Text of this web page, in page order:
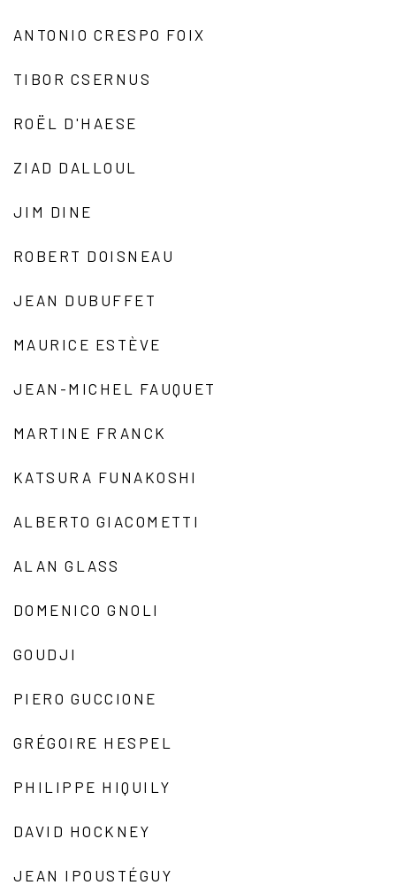
ANTONIO CRESPO FOIX
TIBOR CSERNUS
ROËL D'HAESE
ZIAD DALLOUL
JIM DINE
ROBERT DOISNEAU
JEAN DUBUFFET
MAURICE ESTÈVE
JEAN-MICHEL FAUQUET
MARTINE FRANCK
KATSURA FUNAKOSHI
ALBERTO GIACOMETTI
ALAN GLASS
DOMENICO GNOLI
GOUDJI
PIERO GUCCIONE
GRÉGOIRE HESPEL
PHILIPPE HIQUILY
DAVID HOCKNEY
JEAN IPOUSTÉGUY